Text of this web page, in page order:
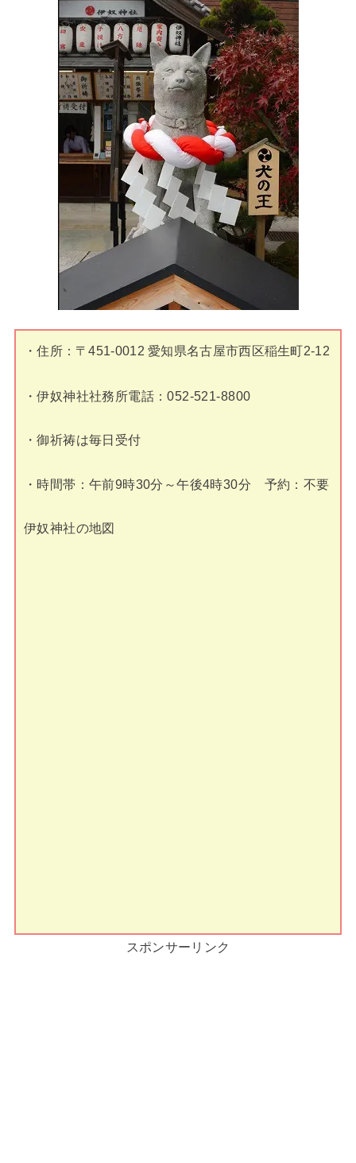
・住所：〒451-0012 愛知県名古屋市西区稲生町2-12
・伊奴神社社務所電話：052-521-8800
・御祈祷は毎日受付
・時間帯：午前9時30分～午後4時30分 予約：不要
伊奴神社の地図
スポンサーリンク